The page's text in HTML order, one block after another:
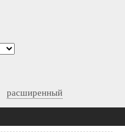
расширенный